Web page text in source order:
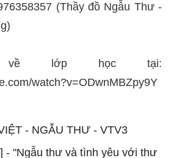
(Thầy đồ Ngẫu Thư -
về lớp học tại:
watch?v=ODwnMBZpy9Y
- NGẪU THƯ - VTV3
- "Ngẫu thư và tình yêu với thư